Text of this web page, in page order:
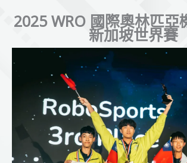
2025 WRO 國際奧林匹亞
新加坡世界賽